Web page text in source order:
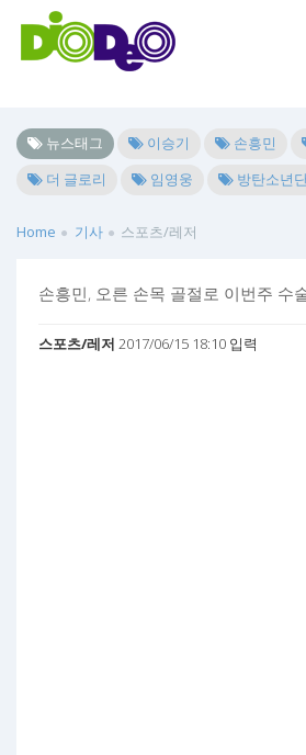
뉴스태그 이승기 손흥민
더 글로리
임영웅 방탄소년
Home 기사 스포츠/레저
손흥민, 오른 손목 골절로 이번주 수
스포츠/레저 2017/06/15 18:10 입력